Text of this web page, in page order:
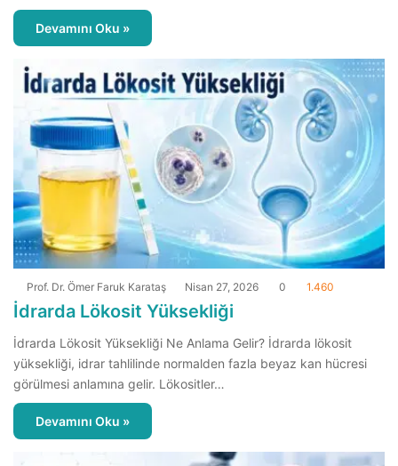
Devamını Oku »
Prof. Dr. Ömer Faruk Karataş Nisan 27, 2026 0 1.460
İdrarda Lökosit Yüksekliği
İdrarda Lökosit Yüksekliği Ne Anlama Gelir? İdrarda lökosit
yüksekliği, idrar tahlilinde normalden fazla beyaz kan hücresi
görülmesi anlamına gelir. Lökositler…
Devamını Oku »